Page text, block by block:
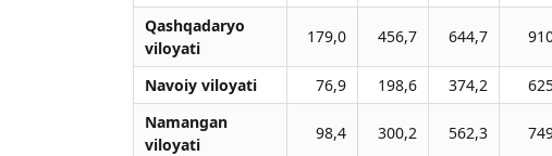
Qashqadaryo
viloyati
179,0 456,7 644,7
Navoiy viloyati 76,9 198,6 374,2
Namangan
viloyati
98,4 300,2 562,3